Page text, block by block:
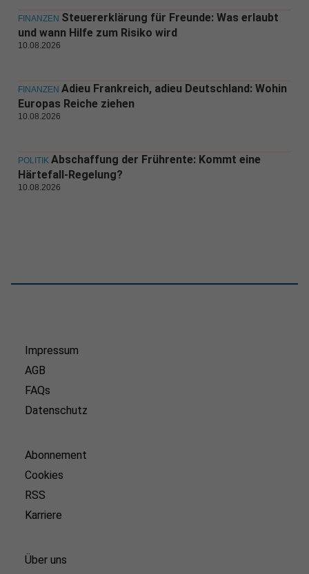
FINANZEN Steuererklärung für Freunde: Was erlaubt
und wann Hilfe zum Risiko wird
10.08.2026
FINANZEN Adieu Frankreich, adieu Deutschland: Wohin
Europas Reiche ziehen
10.08.2026
POLITIK Abschaffung der Frührente: Kommt eine
Härtefall-Regelung?
10.08.2026
Impressum
AGB
FAQs
Datenschutz
Abonnement
Cookies
RSS
Karriere
Über uns